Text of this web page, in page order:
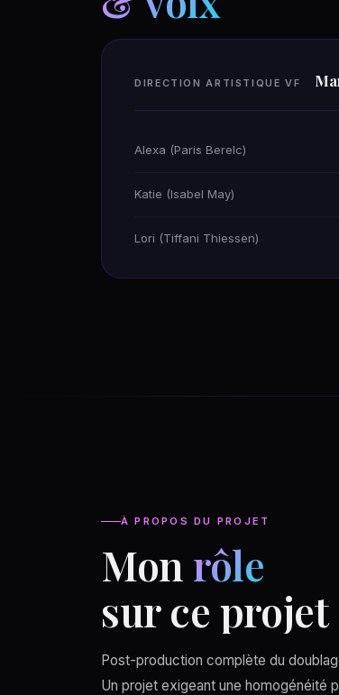
DIRECTION ARTISTIQUE VF
Alexa (Paris Berelc)
Katie (Isabel May)
Lori (Tiffani Thiessen)
À PROPOS DU PROJET
Mon rôle
sur ce projet
Post-production complète du
Un projet exigeant une homogénéité